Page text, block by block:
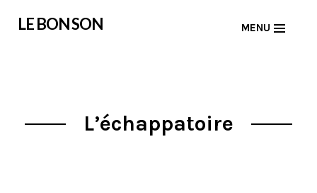
LE BON SON MENU
L’échappatoire